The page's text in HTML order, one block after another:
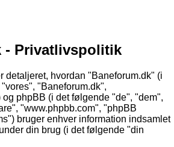
- Privatlivspolitik
detaljeret, hvordan "Baneforum.dk" (i
"Baneforum.dk",
og phpBB (i det følgende "de", "dem",
"www.phpbb.com", "phpBB
bruger enhver information indsamlet
din brug (i det følgende "din